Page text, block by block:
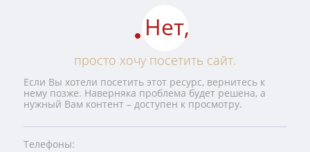
Нет,
просто хочу посетить сайт.
Если Вы хотели посетить этот ресурс, вернитесь к
нему позже. Наверняка проблема будет решена, а
нужный Вам контент – доступен к просмотру.
Телефоны: